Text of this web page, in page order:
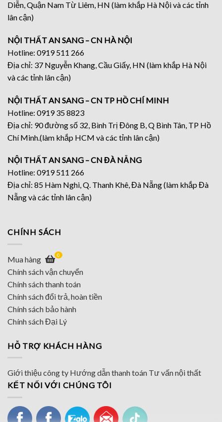
Diễn, Quận Nam Từ Liêm, HN (làm khắp Hà Nội và các tỉnh
lân cận)
NỘI THẤT AN SANG – CN HÀ NỘI
Hotline: 0919 511 266
Địa chỉ: 37 Nguyễn Khang, Cầu Giấy, HN (làm khắp Hà Nội
và các tỉnh lân cận)
NỘI THẤT AN SANG – CN TP HỒ CHÍ MINH
Hotline: 0919 35 8823
Địa chỉ: 90 đường số 32, Bình Trị Đông B, Q Bình Tân, TP Hồ
Chí Minh.(làm khắp HCM và các tỉnh lân cận)
NỘI THẤT AN SANG – CN ĐÀ NẴNG
Hotline: 0919 511 266
Địa chỉ: 85 Hàm Nghi, Q. Thanh Khê, Đà Nẵng (làm khắp Đà
Nẵng và các tỉnh lân cận)
CHÍNH SÁCH
Mua hàng 0
Chính sách vận chuyển
Chính sách thanh toán
Chính sách đổi trả, hoàn tiền
Chính sách bảo hành
Chính sách Đại Lý
HỖ TRỢ KHÁCH HÀNG
Giới thiệu công ty Hướng dẫn thanh toán Tư vấn nội thất
KẾT NỐI VỚI CHÚNG TÔI